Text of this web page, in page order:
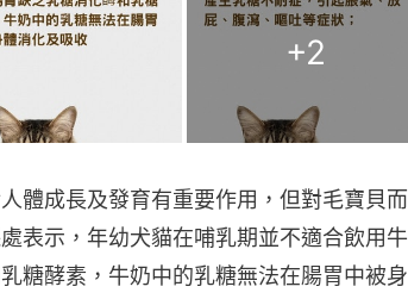
+2
體成長及發育有重要作用，但對毛寶貝而
表示，年幼犬貓在哺乳期並不適合飲用牛
糖酵素，牛奶中的乳糖無法在腸胃中被身